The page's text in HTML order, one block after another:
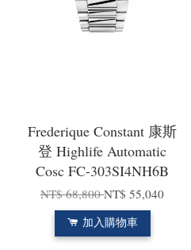
Frederique Constant 康斯
登 Highlife Automatic
Cosc FC-303SI4NH6B
NT$ 68,800NT$ 55,040
加入購物車